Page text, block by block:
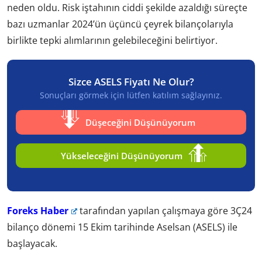
neden oldu. Risk iştahının ciddi şekilde azaldığı süreçte
bazı uzmanlar 2024’ün üçüncü çeyrek bilançolarıyla
birlikte tepki alımlarının gelebileceğini belirtiyor.
Sizce ASELS Fiyatı Ne Olur?
Sonuçları görmek için lütfen katılım sağlayınız.
Düşeceğini Düşünüyorum
Yükseleceğini Düşünüyorum
Foreks Haber
tarafından yapılan çalışmaya göre 3Ç24
bilanço dönemi 15 Ekim tarihinde Aselsan (ASELS) ile
başlayacak.